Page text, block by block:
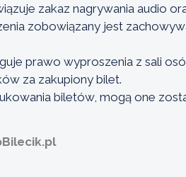
zakaz nagrywania audio
zobowiązany jest
prawo wyproszenia z sali
za zakupiony bilet.
biletów, mogą one